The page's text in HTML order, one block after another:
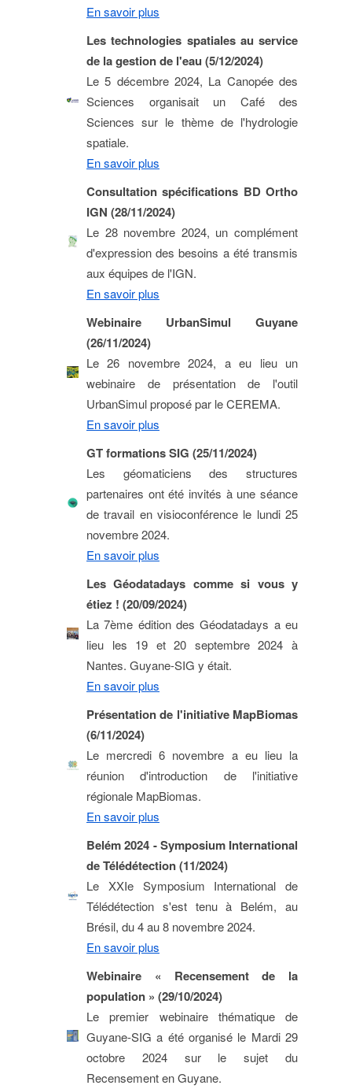
En savoir plus
Les technologies spatiales au service
de la gestion de l'eau (5/12/2024)
Le 5 décembre 2024, La Canopée des
Sciences organisait un Café des
Sciences sur le thème de l'hydrologie
spatiale.
En savoir plus
Consultation spécifications BD Ortho
IGN (28/11/2024)
Le 28 novembre 2024, un complément
d'expression des besoins a été transmis
aux équipes de l'IGN.
En savoir plus
Webinaire UrbanSimul Guyane
(26/11/2024)
Le 26 novembre 2024, a eu lieu un
webinaire de présentation de l'outil
UrbanSimul proposé par le CEREMA.
En savoir plus
GT formations SIG (25/11/2024)
Les géomaticiens des structures
partenaires ont été invités à une séance
de travail en visioconférence le lundi 25
novembre 2024.
En savoir plus
Les Géodatadays comme si vous y
étiez ! (20/09/2024)
La 7ème édition des Géodatadays a eu
lieu les 19 et 20 septembre 2024 à
Nantes. Guyane-SIG y était.
En savoir plus
Présentation de l'initiative MapBiomas
(6/11/2024)
Le mercredi 6 novembre a eu lieu la
réunion d'introduction de l'initiative
régionale MapBiomas.
En savoir plus
Belém 2024 - Symposium International
de Télédétection (11/2024)
Le XXIe Symposium International de
Télédétection s'est tenu à Belém, au
Brésil, du 4 au 8 novembre 2024.
En savoir plus
Webinaire « Recensement de la
population » (29/10/2024)
Le premier webinaire thématique de
Guyane-SIG a été organisé le Mardi 29
octobre 2024 sur le sujet du
Recensement en Guyane.